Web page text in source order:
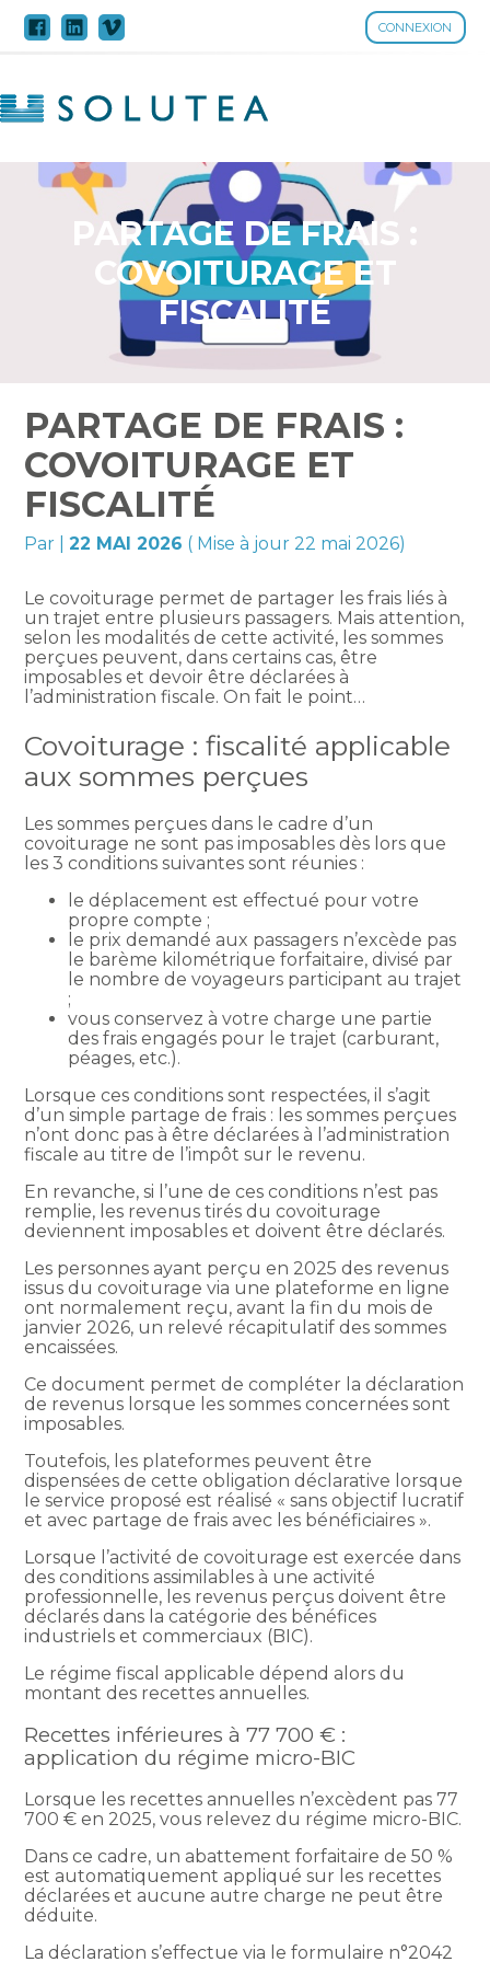
CONNEXION
Aller
PARTAGE DE FRAIS :
COVOITURAGE ET
FISCALITÉ
PARTAGE DE FRAIS :
COVOITURAGE ET
FISCALITÉ
Par |22 MAI 2026 ( Mise à jour 22 mai 2026)
Le covoiturage permet de partager les frais liés à
un trajet entre plusieurs passagers. Mais attention,
selon les modalités de cette activité, les sommes
perçues peuvent, dans certains cas, être
imposables et devoir être déclarées à
l’administration fiscale. On fait le point…
Covoiturage : fiscalité applicable
aux sommes perçues
Les sommes perçues dans le cadre d’un
covoiturage ne sont pas imposables dès lors que
les 3 conditions suivantes sont réunies :
le déplacement est effectué pour votre
propre compte ;
le prix demandé aux passagers n’excède pas
le barème kilométrique forfaitaire, divisé par
le nombre de voyageurs participant au trajet
;
vous conservez à votre charge une partie
des frais engagés pour le trajet (carburant,
péages, etc.).
Lorsque ces conditions sont respectées, il s’agit
d’un simple partage de frais : les sommes perçues
n’ont donc pas à être déclarées à l’administration
fiscale au titre de l’impôt sur le revenu.
En revanche, si l’une de ces conditions n’est pas
remplie, les revenus tirés du covoiturage
deviennent imposables et doivent être déclarés.
Les personnes ayant perçu en 2025 des revenus
issus du covoiturage via une plateforme en ligne
ont normalement reçu, avant la fin du mois de
janvier 2026, un relevé récapitulatif des sommes
encaissées.
Ce document permet de compléter la déclaration
de revenus lorsque les sommes concernées sont
imposables.
Toutefois, les plateformes peuvent être
dispensées de cette obligation déclarative lorsque
le service proposé est réalisé « sans objectif lucratif
et avec partage de frais avec les bénéficiaires ».
Lorsque l’activité de covoiturage est exercée dans
des conditions assimilables à une activité
professionnelle, les revenus perçus doivent être
déclarés dans la catégorie des bénéfices
industriels et commerciaux (BIC).
Le régime fiscal applicable dépend alors du
montant des recettes annuelles.
Recettes inférieures à 77 700 € :
application du régime micro-BIC
Lorsque les recettes annuelles n’excèdent pas 77
700 € en 2025, vous relevez du régime micro-BIC.
Dans ce cadre, un abattement forfaitaire de 50 %
est automatiquement appliqué sur les recettes
déclarées et aucune autre charge ne peut être
déduite.
La déclaration s’effectue via le formulaire n°2042